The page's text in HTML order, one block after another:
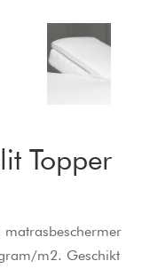
Topper
m2. Geschikt